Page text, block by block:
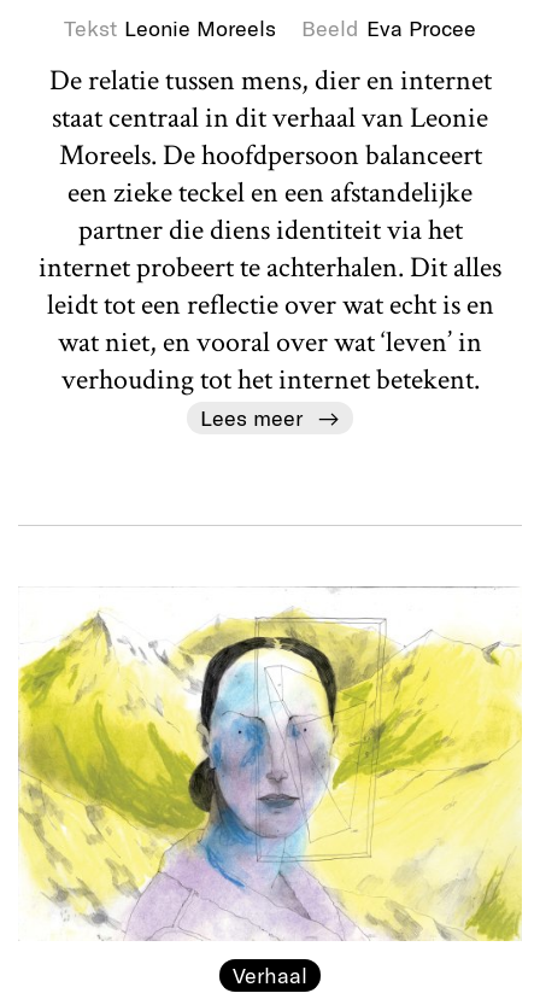
Tekst Leonie Moreels Beeld Eva Procee
De relatie tussen mens, dier en internet
staat centraal in dit verhaal van Leonie
Moreels. De hoofdpersoon balanceert
een zieke teckel en een afstandelijke
partner die diens identiteit via het
internet probeert te achterhalen. Dit alles
leidt tot een reflectie over wat echt is en
wat niet, en vooral over wat ‘leven’ in
verhouding tot het internet betekent.
Lees meer
Verhaal